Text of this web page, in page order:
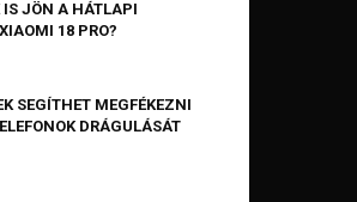
JÖN A HÁTLAPI
18 PRO?
SEGÍTHET MEGFÉKEZNI
DRÁGULÁSÁT